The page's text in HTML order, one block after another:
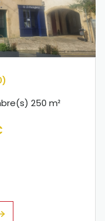
Maison 9 pièce(s) 4 chambre(s) 250 m²